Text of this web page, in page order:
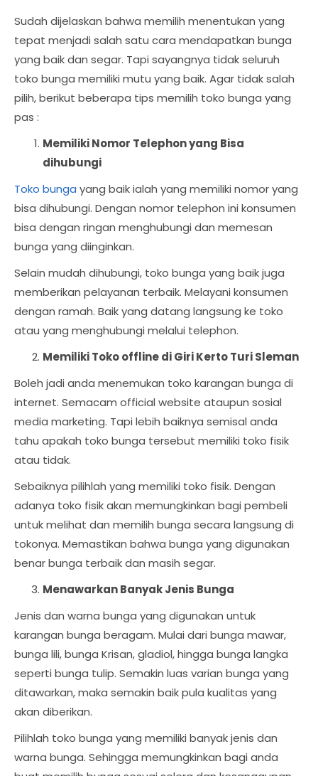
Sudah dijelaskan bahwa memilih menentukan yang
tepat menjadi salah satu cara mendapatkan bunga
yang baik dan segar. Tapi sayangnya tidak seluruh
toko bunga memiliki mutu yang baik. Agar tidak salah
pilih, berikut beberapa tips memilih toko bunga yang
pas :
Memiliki Nomor Telephon yang Bisa
dihubungi
Toko bunga yang baik ialah yang memiliki nomor yang
bisa dihubungi. Dengan nomor telephon ini konsumen
bisa dengan ringan menghubungi dan memesan
bunga yang diinginkan.
Selain mudah dihubungi, toko bunga yang baik juga
memberikan pelayanan terbaik. Melayani konsumen
dengan ramah. Baik yang datang langsung ke toko
atau yang menghubungi melalui telephon.
Memiliki Toko offline di Giri Kerto Turi Sleman
Boleh jadi anda menemukan toko karangan bunga di
internet. Semacam official website ataupun sosial
media marketing. Tapi lebih baiknya semisal anda
tahu apakah toko bunga tersebut memiliki toko fisik
atau tidak.
Sebaiknya pilihlah yang memiliki toko fisik. Dengan
adanya toko fisik akan memungkinkan bagi pembeli
untuk melihat dan memilih bunga secara langsung di
tokonya. Memastikan bahwa bunga yang digunakan
benar bunga terbaik dan masih segar.
Menawarkan Banyak Jenis Bunga
Jenis dan warna bunga yang digunakan untuk
karangan bunga beragam. Mulai dari bunga mawar,
bunga lili, bunga Krisan, gladiol, hingga bunga langka
seperti bunga tulip. Semakin luas varian bunga yang
ditawarkan, maka semakin baik pula kualitas yang
akan diberikan.
Pilihlah toko bunga yang memiliki banyak jenis dan
warna bunga. Sehingga memungkinkan bagi anda